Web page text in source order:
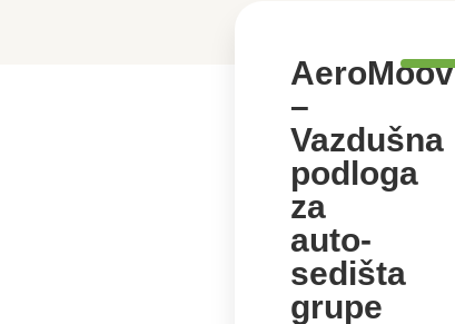
AeroMoov
–
Vazdušna
podloga
za
auto-
sedišta
grupe